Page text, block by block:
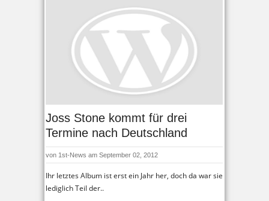
Joss Stone kommt für drei
Termine nach Deutschland
von 1st-News am September 02, 2012
Ihr letztes Album ist erst ein Jahr her, doch da war sie
lediglich Teil der..